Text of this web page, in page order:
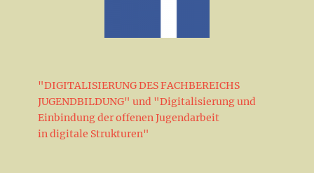
"DIGITALISIERUNG DES FACHBEREICHS
JUGENDBILDUNG" und "Digitalisierung und
Einbindung der offenen Jugendarbeit
in digitale Strukturen"